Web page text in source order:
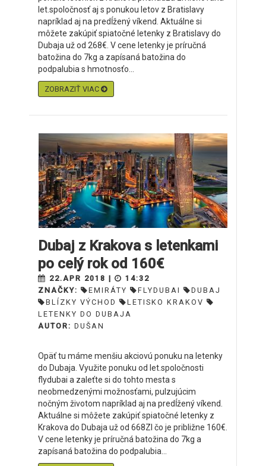
let.spoločnosť aj s ponukou letov z Bratislavy
napríklad aj na predĺžený víkend. Aktuálne si
môžete zakúpiť spiatočné letenky z Bratislavy do
Dubaja už od 268€. V cene letenky je príručná
batožina do 7kg a zapísaná batožina do
podpalubia s hmotnosťo...
ZOBRAZIŤ VIAC
Dubaj z Krakova s letenkami
po celý rok od 160€
22.APR 2018 |
14:32
ZNAČKY:
EMIRÁTY FLYDUBAI
DUBAJ
BLÍZKY VÝCHOD
LETISKO KRAKOV
LETENKY DO DUBAJA
AUTOR: DUŠAN
Opäť tu máme menšiu akciovú ponuku na letenky
do Dubaja. Využite ponuku od let.spoločnosti
flydubai a zaleťte si do tohto mesta s
neobmedzenými možnosťami, pulzujúcim
nočným životom napríklad aj na predĺžený víkend.
Aktuálne si môžete zakúpiť spiatočné letenky z
Krakova do Dubaja už od 668Zl čo je približne 160€.
V cene letenky je príručná batožina do 7kg a
zapísaná batožina do podpalubia...